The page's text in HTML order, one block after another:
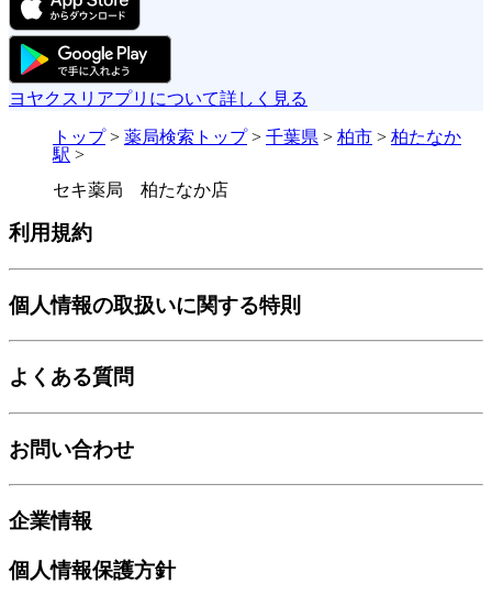
ヨヤクスリアプリについて詳しく見る
トップ> 薬局検索トップ> 千葉県 > 柏市 > 柏たなか
駅 >
セキ薬局 柏たなか店
利用規約
個人情報の取扱いに関する特則
よくある質問
お問い合わせ
企業情報
個人情報保護方針